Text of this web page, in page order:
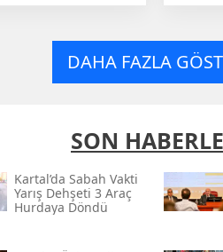
DAHA FAZLA
SON
Kartal’da Sabah Vakti
Yarış Dehşeti 3 Araç
Hurdaya Döndü